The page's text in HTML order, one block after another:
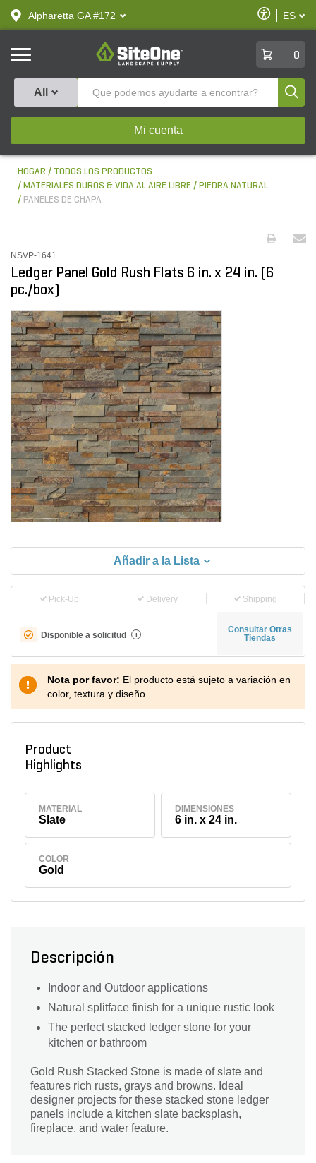
text.skipToContent
text.skipToNavigation
Alpharetta GA #172
Habilitar
ES
SiteOne
0
All
Mi cuenta
HOGAR
TODOS LOS PRODUCTOS
MATERIALES DUROS & VIDA AL AIRE LIBRE
PIEDRA NATURAL
PANELES DE CHAPA
NSVP-1641
Ledger Panel Gold Rush Flats 6 in. x 24 in. (6
pc./box)
Añadir a la Lista
Pick-Up Delivery Shipping
Disponible a solicitud i
Consultar Otras
Tiendas
Nota por favor: El producto está sujeto a variación en
color, textura y diseño.
Product
Highlights
MATERIAL
Slate
DIMENSIONES
6 in. x 24 in.
COLOR
Gold
Descripción
Indoor and Outdoor applications
Natural splitface finish for a unique rustic look
The perfect stacked ledger stone for your
kitchen or bathroom
Gold Rush Stacked Stone is made of slate and
features rich rusts, grays and browns. Ideal
designer projects for these stacked stone ledger
panels include a kitchen slate backsplash,
fireplace, and water feature.